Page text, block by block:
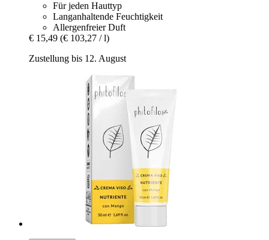
Für jeden Hauttyp
Langanhaltende Feuchtigkeit
Allergenfreier Duft
€ 15,49 (€ 103,27 / l)
Zustellung bis 12. August